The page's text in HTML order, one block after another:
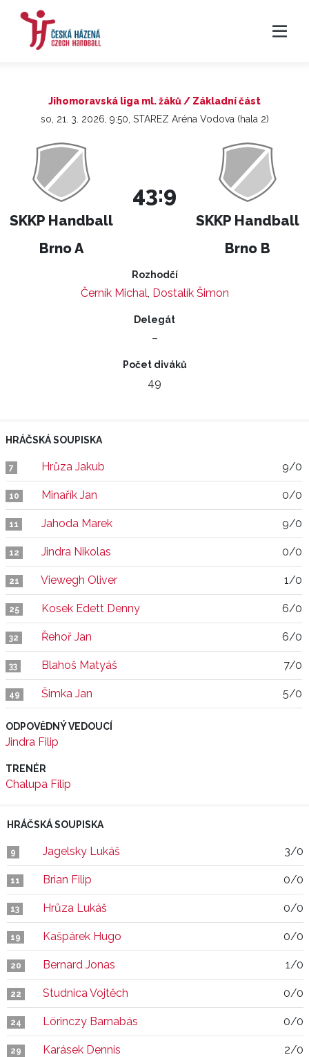
Jihomoravská liga ml. žáků / Základní část
so, 21. 3. 2026, 9:50, STAREZ Aréna Vodova (hala 2)
SKKP Handball
Brno A
43:9
SKKP Handball
Brno B
Rozhodčí
Černík Michal, Dostalík Šimon
Delegát
–
Počet diváků
49
HRÁČSKÁ SOUPISKA
7 Hrůza Jakub 9/0
10 Minařík Jan 0/0
11 Jahoda Marek 9/0
12 Jindra Nikolas 0/0
21 Viewegh Oliver 1/0
25 Kosek Edett Denny 6/0
32 Řehoř Jan 6/0
33 Blahoš Matyáš 7/0
49 Šimka Jan 5/0
ODPOVĚDNÝ VEDOUCÍ
Jindra Filip
TRENÉR
Chalupa Filip
HRÁČSKÁ SOUPISKA
9 Jagelsky Lukáš 3/0
11 Brian Filip 0/0
13 Hrůza Lukáš 0/0
19 Kašpárek Hugo 0/0
20 Bernard Jonas 1/0
22 Studnica Vojtěch 0/0
24 Lörinczy Barnabás 0/0
29 Karásek Dennis 2/0